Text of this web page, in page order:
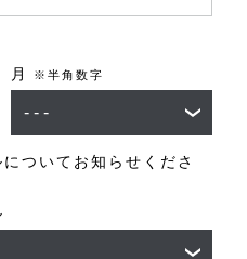
月 ※半角数字
ついてお知らせくださ